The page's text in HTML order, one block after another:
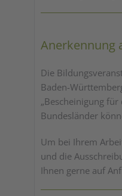
Anerkennung
Die
Baden-
„Bescheinigung
Bundesländer
Um bei Ihrem
und die
Ihnen gerne auf